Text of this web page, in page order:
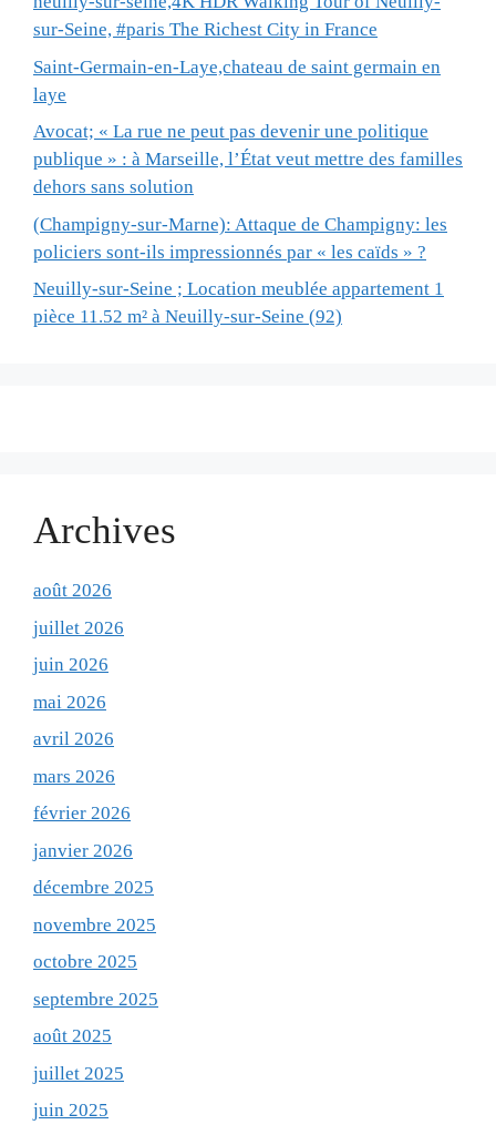
sur-Seine, #paris The Richest City in France
Saint-Germain-en-Laye,chateau de saint germain en
laye
Avocat; « La rue ne peut pas devenir une politique
publique » : à Marseille, l’État veut mettre des familles
dehors sans solution
(Champigny-sur-Marne): Attaque de Champigny: les
policiers sont-ils impressionnés par « les caïds » ?
Neuilly-sur-Seine ; Location meublée appartement 1
pièce 11.52 m² à Neuilly-sur-Seine (92)
Archives
août 2026
juillet 2026
juin 2026
mai 2026
avril 2026
mars 2026
février 2026
janvier 2026
décembre 2025
novembre 2025
octobre 2025
septembre 2025
août 2025
juillet 2025
juin 2025